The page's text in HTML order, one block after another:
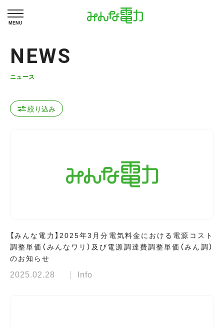
MENU
NEWS
ニュース
絞り込み
【みんな電力】2025年3月分電気料金における電源コスト
調整単価（みんなワリ）及び電源調達費調整単価（みん調）
のお知らせ
2025.02.28 Info